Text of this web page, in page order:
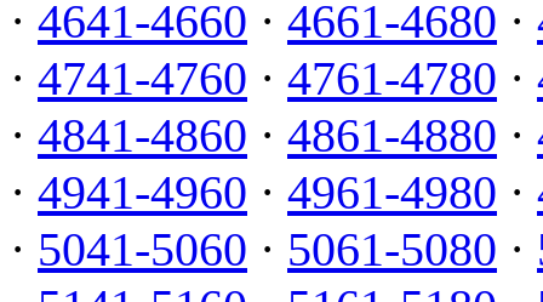
· 4641-4660 · 4661-4680 ·
· 4741-4760 · 4761-4780 ·
· 4841-4860 · 4861-4880 ·
· 4941-4960 · 4961-4980 ·
· 5041-5060 · 5061-5080 ·